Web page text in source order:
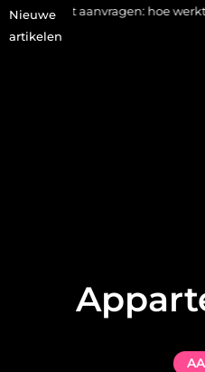
Nieuwe
artikelen
hoe werkt het